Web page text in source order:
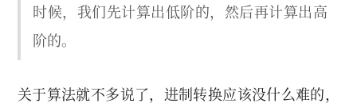
时候，我们先计算出低阶的，然后再计算出高
阶的。
关于算法就不多说了，进制转换应该没什么难的，